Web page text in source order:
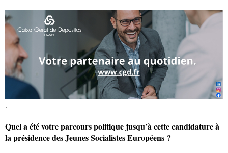
.
Quel a été votre parcours politique jusqu’à cette candidature à
la présidence des Jeunes Socialistes Européens ?